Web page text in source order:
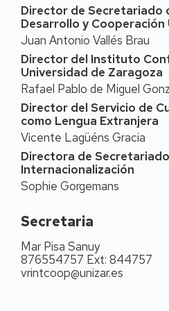
a la Facultad de Derecho y
Departamento de Derecho
Instituto Universitario de
Ambientales de Aragón
Formación académica
El Dr. Sergio Salinas Alcega
Derecho (1986-1992) y
por la Universidad de
de apto cum laude por
Actividad investigadora
Es miembro del grupo de
"AGUDEMA (Agua, Derecho
reconocido por el Gobierno
En relación con su actividad
Sergio Salinas Alcega es
artículos en revistas
Director de Secretariado
Desarrollo y
Juan Antonio Vallés Brau
Director del Instituto
Universidad de Zaragoza
Rafael Pablo de Miguel
Director del Servicio de
como Lengua Extranjera
Vicente Lagüéns Gracia
Directora de
Internacionalización
Sophie Gorgemans
Secretaria
Mar Pisa Sanuy
876554757 Ext: 844757
vrintcoop@unizar.es